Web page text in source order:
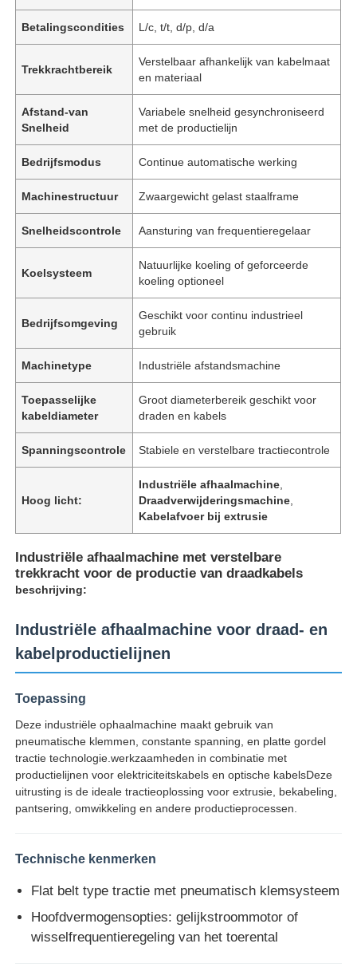
Producten
Betalingscondities L/c, t/t, d/p, d/a
Trekkrachtbereik
Verstelbaar afhankelijk van kabelmaat
en materiaal
Afstand-van
Snelheid
Variabele snelheid gesynchroniseerd
met de productielijn
Bedrijfsmodus Continue automatische werking
Machinestructuur Zwaargewicht gelast staalframe
Snelheidscontrole Aansturing van frequentieregelaar
Koelsysteem
Natuurlijke koeling of geforceerde
koeling optioneel
Bedrijfsomgeving
Geschikt voor continu industrieel
gebruik
Machinetype Industriële afstandsmachine
Toepasselijke
kabeldiameter
Groot diameterbereik geschikt voor
draden en kabels
Spanningscontrole Stabiele en verstelbare tractiecontrole
Hoog licht:
Industriële afhaalmachine
Draadverwijderingsmachine
Kabelafvoer bij extrusie
Industriële afhaalmachine met verstelbare
trekkracht voor de productie van draadkabels
beschrijving:
Industriële afhaalmachine voor draad- en
kabelproductielijnen
Toepassing
Deze industriële ophaalmachine maakt gebruik van
pneumatische klemmen, constante spanning, en platte gordel
tractie technologie.werkzaamheden in combinatie met
productielijnen voor elektriciteitskabels en optische kabelsDeze
uitrusting is de ideale tractieoplossing voor extrusie, bekabeling,
pantsering, omwikkeling en andere productieprocessen.
Technische kenmerken
Flat belt type tractie met pneumatisch klemsysteem
Hoofdvermogensopties: gelijkstroommotor of
wisselfrequentieregeling van het toerental